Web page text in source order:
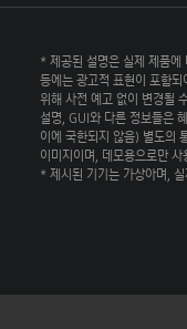
* 제공된 설명은 실제 제품에
등에는 광고적 표현이 포함
위해 사전 예고 없이 변경될
설명, GUI와 다른 정보들은
이에 국한되지 않음) 별도의
이미지이며, 데모용으로만 사
* 제시된 기기는 가상아며,